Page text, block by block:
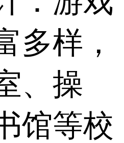
多样，
、操
馆等校